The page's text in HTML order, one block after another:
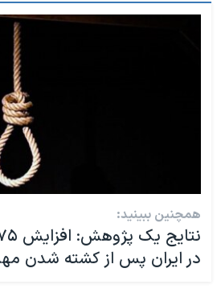
همچنین ببینید:
در ایران پس از کشته شدن